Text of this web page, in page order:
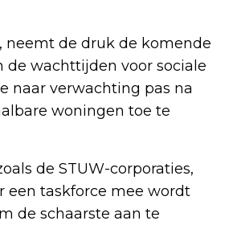
de druk de komende
de wachttijden voor sociale
naar verwachting pas na
woningen toe te
de STUW-corporaties,
een taskforce mee wordt
de schaarste aan te